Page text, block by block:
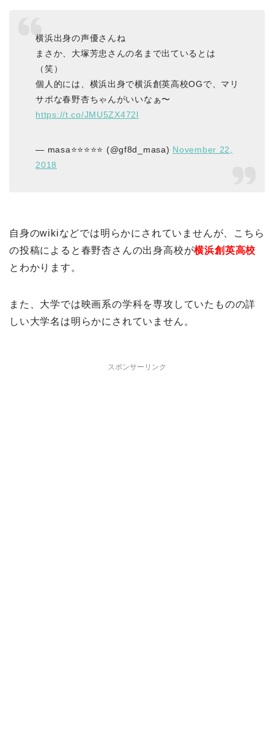
横浜出身の声優さんね
まさか、大塚芳忠さんの名まで出ているとは
（笑）
個人的には、横浜出身で横浜創英高校OGで、マリ
サポな春野杏ちゃんがいいなぁ〜
https://t.co/JMU5ZX472l
— masa⭐️⭐️⭐️⭐️⭐️ (@gf8d_masa) November 22,
2018
自身のwikiなどでは明らかにされていませんが、こちら
の投稿によると春野杏さんの出身高校が横浜創英高校
とわかります。
また、 大学では映画系の学科を専攻していたものの詳
しい大学名は明らかにされていません。
スポンサーリンク